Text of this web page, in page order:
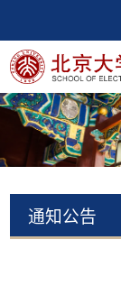
通知公告